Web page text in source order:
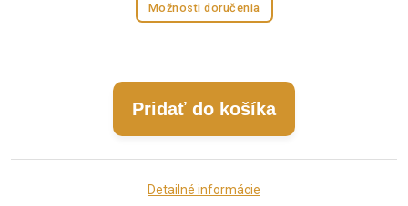
Možnosti doručenia
Pridať do košíka
Detailné informácie